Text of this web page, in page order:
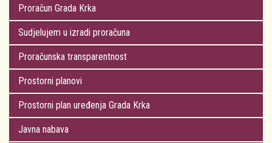
Proračun Grada Krka
Sudjelujem u izradi proračuna
Proračunska transparentnost
Prostorni planovi
Prostorni plan uređenja Grada Krka
Javna nabava